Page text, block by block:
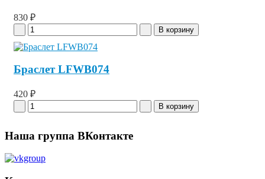
830 ₽
Браслет LFWB074
420 ₽
Наша группа ВКонтакте